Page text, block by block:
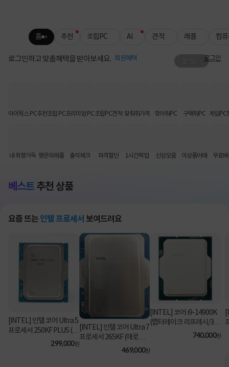
홈 추천 조립PC AI 견적 래플 컴
로그인하고 맞춤혜택을 받아보세요. 회원혜택 로그인
아이웍스 PC추천조립 PC프리미엄 PC조립PC견적 맞춰줘가격 깎아줘PC 구해줘PC 게임PC
내 취향가득 행운의래플 출석체크 파격할인 1시간픽업 신상모음 이상품어때 무료
베스트 추천 상품
요즘 뜨는 인텔 프로세서 보여드려요
[INTEL] 인텔 코어 Ultra 5
프로세서 250KF PLUS (애
로우 레이크/5.3GHz/30M
299,000원
[INTEL] 인텔 코어 Ultra 7
프로세서 265KF (애로우
레이크/3.9GHz/30MB/쿨
469,000원
[INTEL] 코어 i9-14900K
(랩터레이크 리프레시/3.2
GHz/36MB/쿨러 미포함)
740,000원